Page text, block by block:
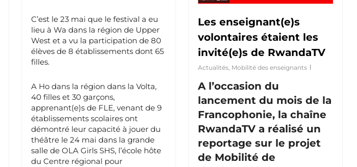
C’est le 23 mai que le festival a eu
lieu à Wa dans la région de Upper
West et a vu la participation de 80
élèves de 8 établissements dont 65
filles.
A Ho dans la région dans la Volta,
40 filles et 30 garçons,
apprenant(e)s de FLE, venant de 9
établissements scolaires ont
démontré leur capacité à jouer du
théâtre le 24 mai dans la grande
salle de OLA Girls SHS, l’école hôte
du Centre régional pour
Les enseignant(e)s
volontaires étaient les
invité(e)s de RwandaTV
Actualités, Mobilité des enseignants
A l’occasion du
lancement du mois de la
Francophonie, la chaîne
RwandaTV a réalisé un
reportage sur le projet
de Mobilité de